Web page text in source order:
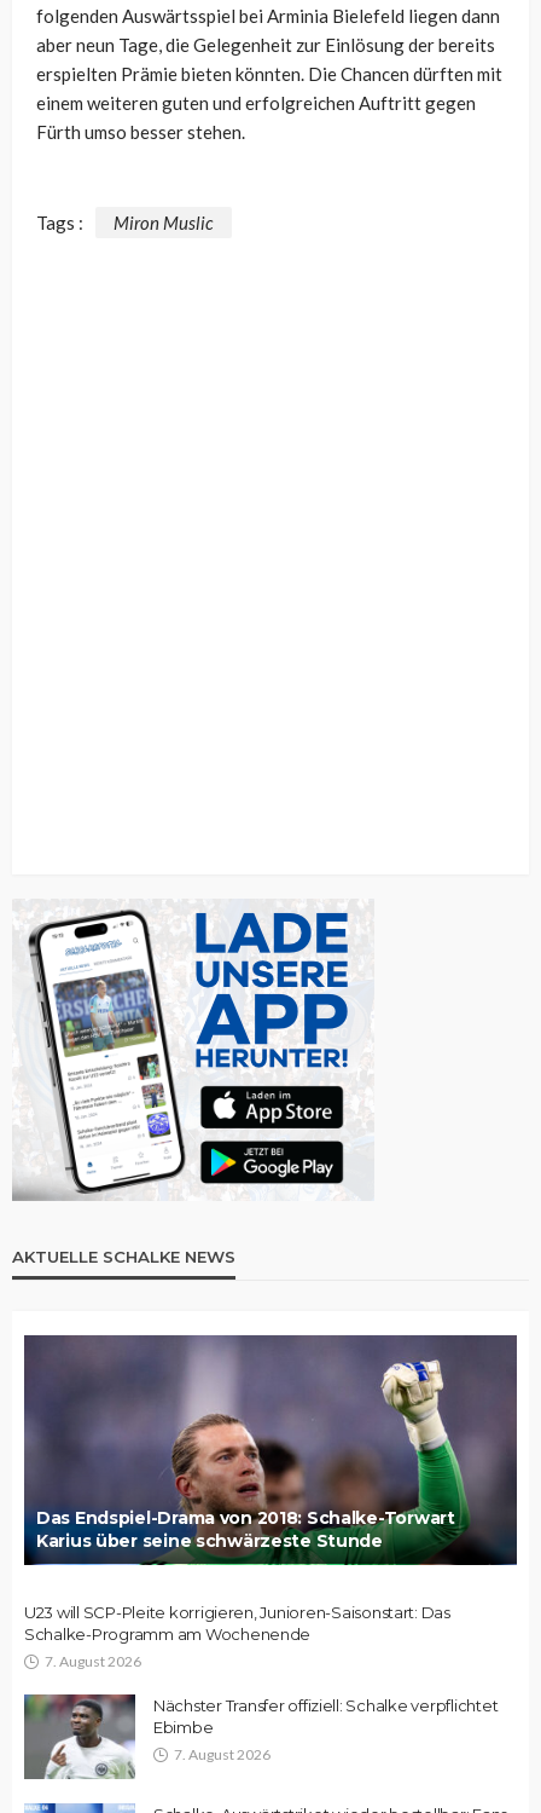
folgenden Auswärtsspiel bei Arminia Bielefeld liegen dann
aber neun Tage, die Gelegenheit zur Einlösung der bereits
erspielten Prämie bieten könnten. Die Chancen dürften mit
einem weiteren guten und erfolgreichen Auftritt gegen
Fürth umso besser stehen.
Tags : Miron Muslic
AKTUELLE SCHALKE NEWS
Das Endspiel-Drama von 2018: Schalke-Torwart
Karius über seine schwärzeste Stunde
U23 will SCP-Pleite korrigieren, Junioren-Saisonstart: Das
Schalke-Programm am Wochenende
7. August 2026
Nächster Transfer offiziell: Schalke verpflichtet
Ebimbe
7. August 2026